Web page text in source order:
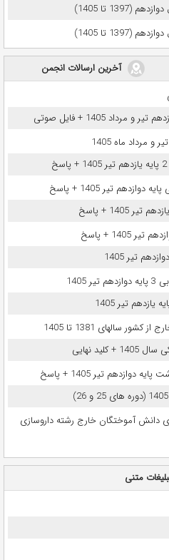
آخرین ارسالات انجمن
مرداد ماه 1405
تیر 1405 + پاسخ
تیر 1405
سالهای 1381 تا 1405
نهایی
تیر 1405 + پاسخ
دانش آموختگان خارج رشته داروسازی
متنی